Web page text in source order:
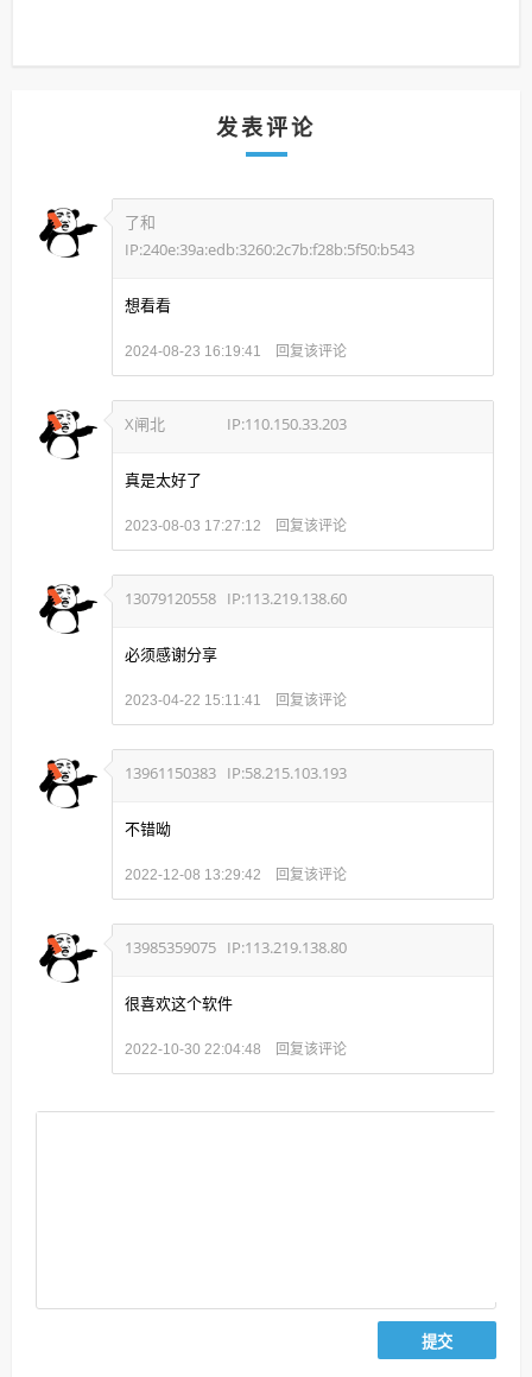
发表评论
了和
IP:240e:39a:edb:3260:2c7b:f28b:5f50:b543
想看看
2024-08-23 16:19:41 回复该评论
X闸北 IP:110.150.33.203
真是太好了
2023-08-03 17:27:12 回复该评论
13079120558 IP:113.219.138.60
必须感谢分享
2023-04-22 15:11:41 回复该评论
13961150383 IP:58.215.103.193
不错呦
2022-12-08 13:29:42 回复该评论
13985359075 IP:113.219.138.80
很喜欢这个软件
2022-10-30 22:04:48 回复该评论